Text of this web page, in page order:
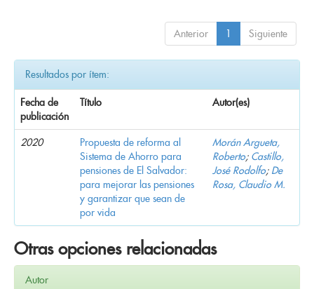
Anterior 1 Siguiente
Resultados por ítem:
Fecha de
publicación
Título Autor(es)
2020
Propuesta de reforma al
Sistema de Ahorro para
pensiones de El Salvador:
para mejorar las pensiones
y garantizar que sean de
por vida
Morán Argueta,
Roberto; Castillo,
José Rodolfo; De
Rosa, Claudio M.
Otras opciones relacionadas
Autor